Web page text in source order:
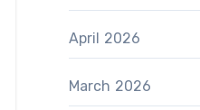
April 2026
March 2026